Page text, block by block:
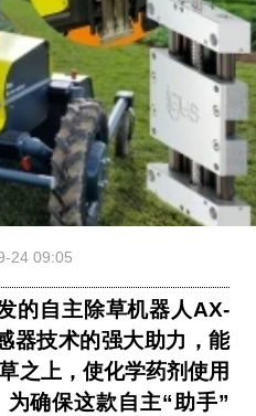
24 09:05
的自主除草机器人AX-
器技术的强大助力，能
之上，使化学药剂使用
确保这款自主“助手”